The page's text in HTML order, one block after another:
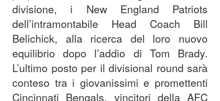
divisione, i New England Patriots
dell’intramontabile Head Coach Bill
Belichick, alla ricerca del loro nuovo
equilibrio dopo l’addio di Tom Brady.
L’ultimo posto per il divisional round sarà
conteso tra i giovanissimi e promettenti
Cincinnati Bengals, vincitori della AFC